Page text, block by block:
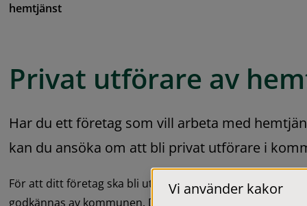
hemtjänst
Privat utförare av
Har du ett företag som vill arbeta med
kan du ansöka om att bli privat utförare i
För att ditt företag ska bli utförare av hemtjänst i
godkännas av kommunen. Det betyder att ert företag ska
Vi använder kakor